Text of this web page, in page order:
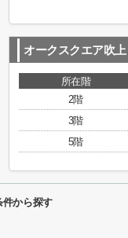
オークスクエア吹上
所在階
2階
3階
5階
件から探す